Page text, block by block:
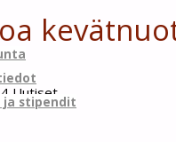
ja stipendit
Uutiset